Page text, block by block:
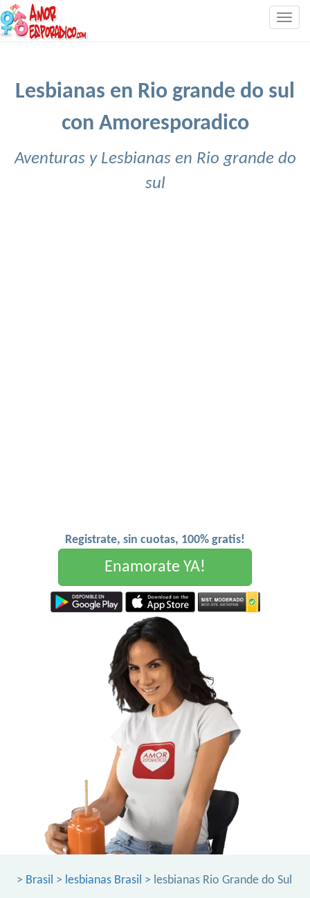
Lesbianas en Rio grande do sul
con Amoresporadico
Aventuras y Lesbianas en Rio grande do
sul
Registrate, sin cuotas, 100% gratis!
Enamorate YA!
> Brasil > lesbianas Brasil > lesbianas Rio Grande do Sul